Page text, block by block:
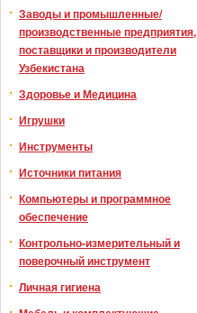
Заводы и промышленные/
производственные предприятия,
поставщики и производители
Узбекистана
Здоровье и Медицина
Игрушки
Инструменты
Источники питания
Компьютеры и программное
обеспечение
Контрольно-измерительный и
поверочный инструмент
Личная гигиена